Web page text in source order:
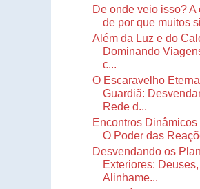
De onde veio isso? A
de por que muitos
Além da Luz e do
Dominando
c...
O Escaravelho Eterna
Guardiã:
Rede d...
Encontros Dinâmicos
O Poder das
Desvendando os
Exteriores: Deuses,
Alinhame...